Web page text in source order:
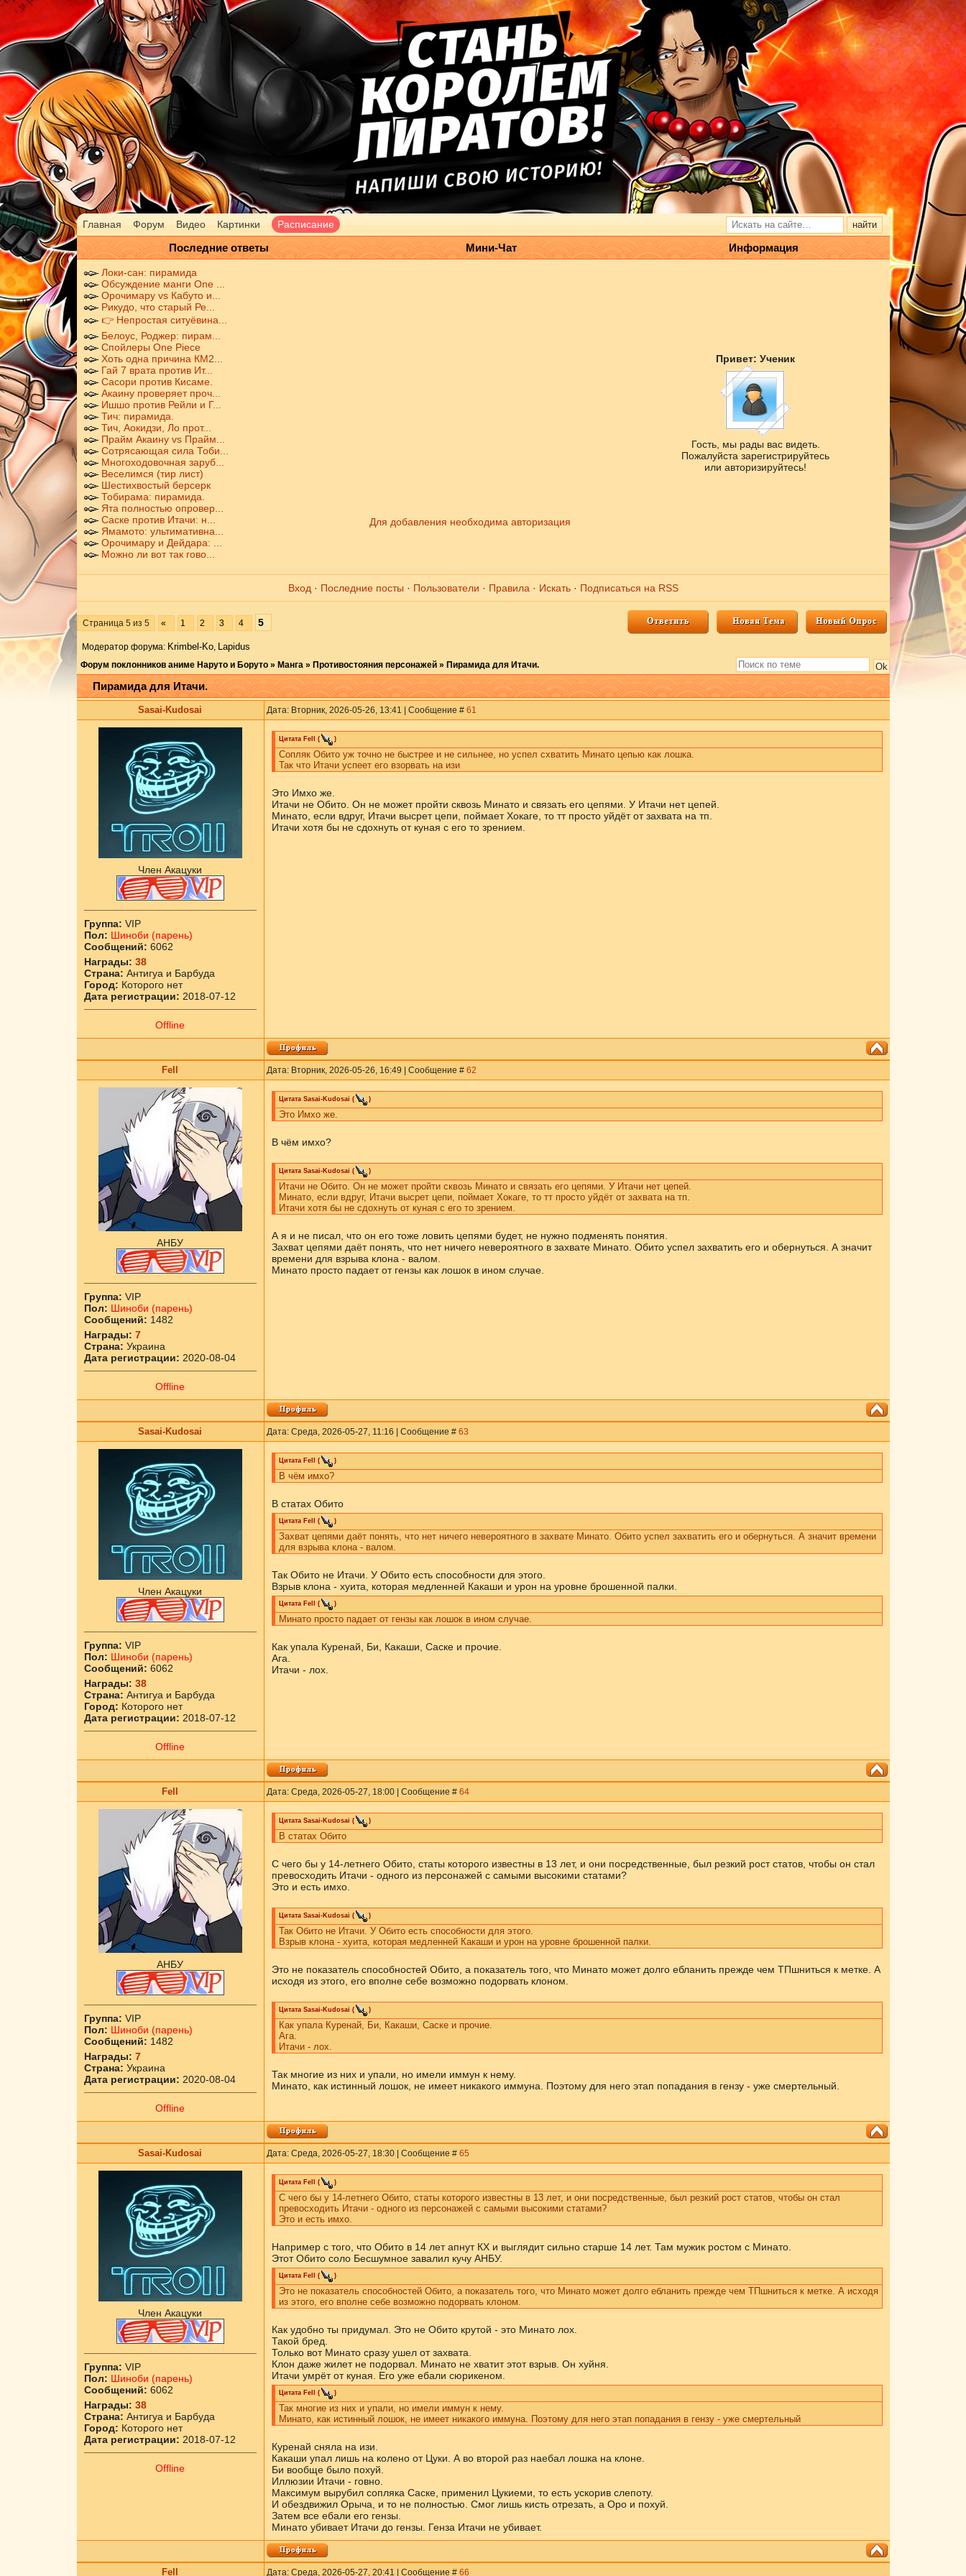
Главная Форум Видео Картинки Расписание
Последние ответы Мини-Чат Информация
Локи-сан: пирамида
Обсуждение манги One ...
Орочимару vs Кабуто и...
Рикудо, что старый Ре...
👉 Непростая ситуёвина...
Белоус, Роджер: пирам...
Спойлеры One Piece
Хоть одна причина КМ2...
Гай 7 врата против Ит...
Сасори против Кисаме.
Акаину проверяет проч...
Ишшо против Рейли и Г...
Тич: пирамида.
Тич, Аокидзи, Ло прот...
Прайм Акаину vs Прайм...
Сотрясающая сила Тоби...
Многоходовочная заруб...
Веселимся (тир лист)
Шестихвостый берсерк
Тобирама: пирамида.
Ята полностью опровер...
Саске против Итачи: н...
Ямамото: ультимативна...
Орочимару и Дейдара: ...
Можно ли вот так гово...
Для добавления необходима авторизация
Привет: Ученик
Гость, мы рады вас видеть.
Пожалуйста зарегистрируйтесь
или авторизируйтесь!
Вход · Последние посты · Пользователи · Правила · Искать· Подписаться на RSS
Страница 5из 5 « 1 2 3 4 5
Модератор форума: Krimbel-Ko, Lapidus
Форум поклонников аниме Наруто и Боруто » Манга » Противостояния персонажей » Пирамида для Итачи.
Пирамида для Итачи.
Sasai-Kudosai Дата: Вторник, 2026-05-26, 13:41 | Сообщение # 61
Член Акацуки
Группа: VIP
Пол: Шиноби (парень)
Сообщений: 6062
Награды: 38
Страна: Антигуа и Барбуда
Город: Которого нет
Дата регистрации: 2018-07-12
Offline
Цитата Fell ( )
Сопляк Обито уж точно не быстрее и не сильнее, но успел схватить Минато цепью как лошка.
Так что Итачи успеет его взорвать на изи
Это Имхо же.
Итачи не Обито. Он не может пройти сквозь Минато и связать его цепями. У Итачи нет цепей.
Минато, если вдруг, Итачи высрет цепи, поймает Хокаге, то тт просто уйдёт от захвата на тп.
Итачи хотя бы не сдохнуть от куная с его то зрением.
Fell Дата: Вторник, 2026-05-26, 16:49 | Сообщение # 62
АНБУ
Группа: VIP
Пол: Шиноби (парень)
Сообщений: 1482
Награды: 7
Страна: Украина
Дата регистрации: 2020-08-04
Offline
Цитата Sasai-Kudosai ( )
Это Имхо же.
В чём имхо?
Цитата Sasai-Kudosai ( )
Итачи не Обито. Он не может пройти сквозь Минато и связать его цепями. У Итачи нет цепей.
Минато, если вдруг, Итачи высрет цепи, поймает Хокаге, то тт просто уйдёт от захвата на тп.
Итачи хотя бы не сдохнуть от куная с его то зрением.
А я и не писал, что он его тоже ловить цепями будет, не нужно подменять понятия.
Захват цепями даёт понять, что нет ничего невероятного в захвате Минато. Обито успел захватить его и обернуться. А значит
времени для взрыва клона - валом.
Минато просто падает от гензы как лошок в ином случае.
Sasai-Kudosai Дата: Среда, 2026-05-27, 11:16 | Сообщение # 63
Член Акацуки
Группа: VIP
Пол: Шиноби (парень)
Сообщений: 6062
Награды: 38
Страна: Антигуа и Барбуда
Город: Которого нет
Дата регистрации: 2018-07-12
Offline
Цитата Fell ( )
В чём имхо?
В статах Обито
Цитата Fell ( )
Захват цепями даёт понять, что нет ничего невероятного в захвате Минато. Обито успел захватить его и обернуться. А значит времени
для взрыва клона - валом.
Так Обито не Итачи. У Обито есть способности для этого.
Взрыв клона - хуита, которая медленней Какаши и урон на уровне брошенной палки.
Цитата Fell ( )
Минато просто падает от гензы как лошок в ином случае.
Как упала Куренай, Би, Какаши, Саске и прочие.
Ага.
Итачи - лох.
Fell Дата: Среда, 2026-05-27, 18:00 | Сообщение # 64
АНБУ
Группа: VIP
Пол: Шиноби (парень)
Сообщений: 1482
Награды: 7
Страна: Украина
Дата регистрации: 2020-08-04
Offline
Цитата Sasai-Kudosai ( )
В статах Обито
С чего бы у 14-летнего Обито, статы которого известны в 13 лет, и они посредственные, был резкий рост статов, чтобы он стал
превосходить Итачи - одного из персонажей с самыми высокими статами?
Это и есть имхо.
Цитата Sasai-Kudosai ( )
Так Обито не Итачи. У Обито есть способности для этого.
Взрыв клона - хуита, которая медленней Какаши и урон на уровне брошенной палки.
Это не показатель способностей Обито, а показатель того, что Минато может долго ебланить прежде чем ТПшниться к метке. А
исходя из этого, его вполне себе возможно подорвать клоном.
Цитата Sasai-Kudosai ( )
Как упала Куренай, Би, Какаши, Саске и прочие.
Ага.
Итачи - лох.
Так многие из них и упали, но имели иммун к нему.
Минато, как истинный лошок, не имеет никакого иммуна. Поэтому для него этап попадания в гензу - уже смертельный.
Sasai-Kudosai Дата: Среда, 2026-05-27, 18:30 | Сообщение # 65
Член Акацуки
Группа: VIP
Пол: Шиноби (парень)
Сообщений: 6062
Награды: 38
Страна: Антигуа и Барбуда
Город: Которого нет
Дата регистрации: 2018-07-12
Offline
Цитата Fell ( )
С чего бы у 14-летнего Обито, статы которого известны в 13 лет, и они посредственные, был резкий рост статов, чтобы он стал
превосходить Итачи - одного из персонажей с самыми высокими статами?
Это и есть имхо.
Например с того, что Обито в 14 лет апнут КХ и выглядит сильно старше 14 лет. Там мужик ростом с Минато.
Этот Обито соло Бесшумное завалил кучу АНБУ.
Цитата Fell ( )
Это не показатель способностей Обито, а показатель того, что Минато может долго ебланить прежде чем ТПшниться к метке. А исходя
из этого, его вполне себе возможно подорвать клоном.
Как удобно ты придумал. Это не Обито крутой - это Минато лох.
Такой бред.
Только вот Минато сразу ушел от захвата.
Клон даже жилет не подорвал. Минато не хватит этот взрыв. Он хуйня.
Итачи умрёт от куная. Его уже ебали сюрикеном.
Цитата Fell ( )
Так многие из них и упали, но имели иммун к нему.
Минато, как истинный лошок, не имеет никакого иммуна. Поэтому для него этап попадания в гензу - уже смертельный
Куренай сняла на изи.
Какаши упал лишь на колено от Цуки. А во второй раз наебал лошка на клоне.
Би вообще было похуй.
Иллюзии Итачи - говно.
Максимум вырубил сопляка Саске, применил Цукиеми, то есть ускорив слепоту.
И обездвижил Орыча, и то не полностью. Смог лишь кисть отрезать, а Оро и похуй.
Затем все ебали его гензы.
Минато убивает Итачи до гензы. Генза Итачи не убивает.
Fell Дата: Среда, 2026-05-27, 20:41 | Сообщение # 66